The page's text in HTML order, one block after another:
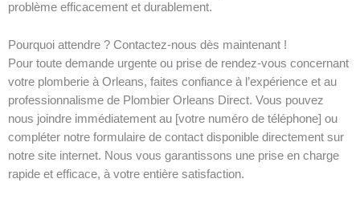
problème efficacement et durablement.
Pourquoi attendre ? Contactez-nous dès maintenant !
Pour toute demande urgente ou prise de rendez-vous concernant
votre plomberie à Orleans, faites confiance à l’expérience et au
professionnalisme de Plombier Orleans Direct. Vous pouvez
nous joindre immédiatement au [votre numéro de téléphone] ou
compléter notre formulaire de contact disponible directement sur
notre site internet. Nous vous garantissons une prise en charge
rapide et efficace, à votre entière satisfaction.